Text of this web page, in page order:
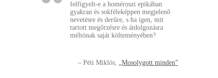
felfigyelt-e a homéroszi epikában
gyakran és sokféleképpen megjelenő
nevetésre és derűre, s ha igen, mit
tartott megőrzésre és átdolgozásra
méltónak saját költeményében?
Péti Miklós „Mosolygott minden”